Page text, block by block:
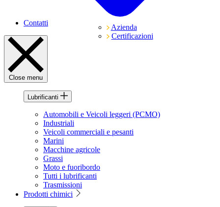
Azienda
Certificazioni
Contatti
Close menu
Lubrificanti
Automobili e Veicoli leggeri (PCMO)
Industriali
Veicoli commerciali e pesanti
Marini
Macchine agricole
Grassi
Moto e fuoribordo
Tutti i lubrificanti
Trasmissioni
Prodotti chimici